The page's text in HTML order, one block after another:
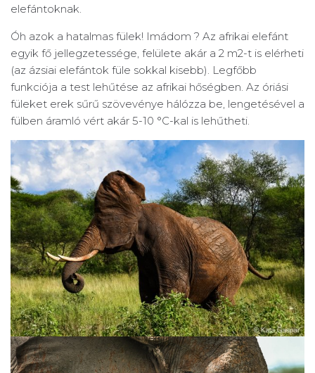
elefántoknak.
Óh azok a hatalmas fülek! Imádom ? Az afrikai elefánt
egyik fő jellegzetessége, felülete akár a 2 m2-t is elérheti
(az ázsiai elefántok füle sokkal kisebb). Legfőbb
funkciója a test lehűtése az afrikai hőségben. Az óriási
füleket erek sűrű szövevénye hálózza be, lengetésével a
fülben áramló vért akár 5-10 °C-kal is lehűtheti.